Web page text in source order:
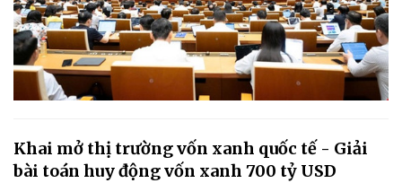
Khai mở thị trường vốn xanh quốc tế - Giải
bài toán huy động vốn xanh 700 tỷ USD